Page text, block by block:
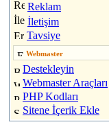
Reklam
İletişim
Tavsiye
Webmaster
Destekleyin
Webmaster Araçları
PHP Kodları
Sitene İçerik Ekle